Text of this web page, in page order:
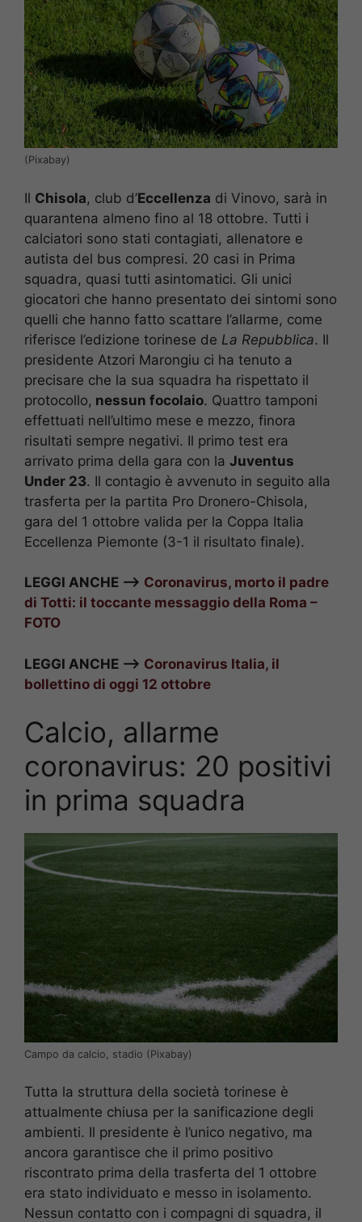
(Pixabay)
Il Chisola, club d’Eccellenza di Vinovo, sarà in
quarantena almeno fino al 18 ottobre. Tutti i
calciatori sono stati contagiati, allenatore e
autista del bus compresi. 20 casi in Prima
squadra, quasi tutti asintomatici. Gli unici
giocatori che hanno presentato dei sintomi sono
quelli che hanno fatto scattare l’allarme, come
riferisce l’edizione torinese de La Repubblica. Il
presidente Atzori Marongiu ci ha tenuto a
precisare che la sua squadra ha rispettato il
protocollo, nessun focolaio. Quattro tamponi
effettuati nell’ultimo mese e mezzo, finora
risultati sempre negativi. Il primo test era
arrivato prima della gara con la Juventus
Under 23. Il contagio è avvenuto in seguito alla
trasferta per la partita Pro Dronero-Chisola,
gara del 1 ottobre valida per la Coppa Italia
Eccellenza Piemonte (3-1 il risultato finale).
LEGGI ANCHE –> Coronavirus, morto il padre
di Totti: il toccante messaggio della Roma –
FOTO
LEGGI ANCHE –> Coronavirus Italia, il
bollettino di oggi 12 ottobre
Calcio, allarme
coronavirus: 20 positivi
in prima squadra
Campo da calcio, stadio (Pixabay)
Tutta la struttura della società torinese è
attualmente chiusa per la sanificazione degli
ambienti. Il presidente è l’unico negativo, ma
ancora garantisce che il primo positivo
riscontrato prima della trasferta del 1 ottobre
era stato individuato e messo in isolamento.
Nessun contatto con i compagni di squadra, il